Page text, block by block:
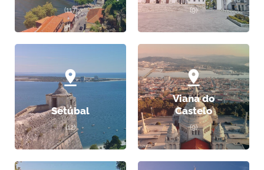
(117) (9)
Setúbal
(12)
Viana do
Castelo
(9)